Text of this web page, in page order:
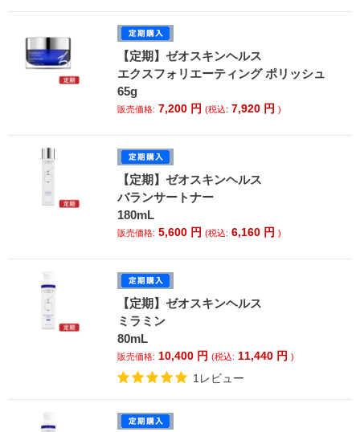
【定期】ゼオスキンヘルス
エクスフォリエーティング ポリッシュ
65g
販売価格: 7,200 円(税込: 7,920 円)
【定期】ゼオスキンヘルス
バランサートナー
180mL
販売価格: 5,600 円(税込: 6,160 円)
【定期】ゼオスキンヘルス
ミラミン
80mL
販売価格: 10,400 円(税込: 11,440 円)
1レビュー